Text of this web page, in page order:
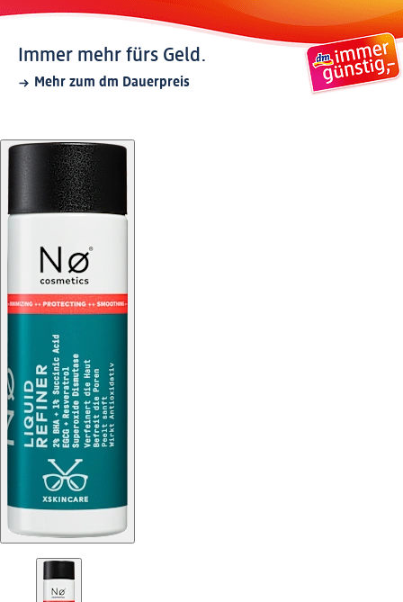
Immer mehr fürs Geld.
Mehr zum dm Dauerpreis